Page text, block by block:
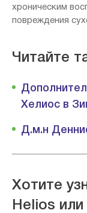
хроническим
повреждения
Читайте
Хелиос в
Д.м.н
Хотите
Helios или